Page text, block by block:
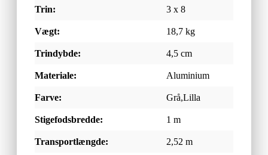
Trin: 3 x 8
Vægt: 18,7 kg
Trindybde: 4,5 cm
Materiale: Aluminium
Farve: Grå,Lilla
Stigefodsbredde: 1 m
Transportlængde: 2,52 m